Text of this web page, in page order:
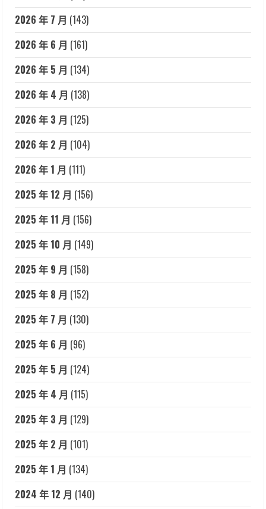
2026 年 7 月 (143)
2026 年 6 月 (161)
2026 年 5 月 (134)
2026 年 4 月 (138)
2026 年 3 月 (125)
2026 年 2 月 (104)
2026 年 1 月 (111)
2025 年 12 月 (156)
2025 年 11 月 (156)
2025 年 10 月 (149)
2025 年 9 月 (158)
2025 年 8 月 (152)
2025 年 7 月 (130)
2025 年 6 月 (96)
2025 年 5 月 (124)
2025 年 4 月 (115)
2025 年 3 月 (129)
2025 年 2 月 (101)
2025 年 1 月 (134)
2024 年 12 月 (140)